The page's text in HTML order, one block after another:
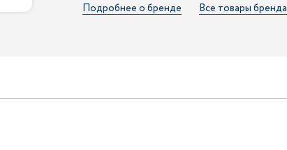
Подробнее о бренде Все товары бренда